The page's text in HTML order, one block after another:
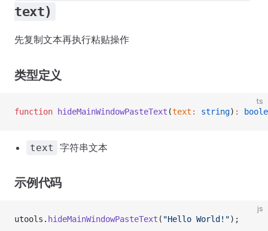
text)
先复制文本再执行粘贴操作
类型定义
ts
function hideMainWindowPasteText (text : string) :
text 字符串文本
示例代码
js
utools. hideMainWindowPasteText ( "Hello World!");